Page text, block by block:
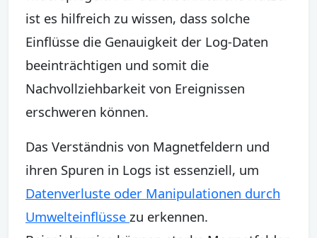
ist es hilfreich zu wissen, dass solche
Einflüsse die Genauigkeit der Log-Daten
beeinträchtigen und somit die
Nachvollziehbarkeit von Ereignissen
erschweren können.
Das Verständnis von Magnetfeldern und
ihren Spuren in Logs ist essenziell, um
Datenverluste oder Manipulationen durch
Umwelteinflüsse zu erkennen.